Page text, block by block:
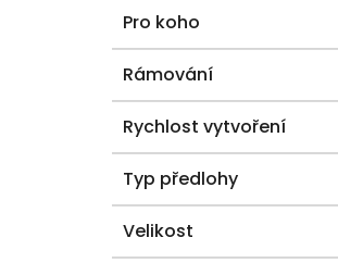
Pro koho
Rámování
Rychlost vytvoření
Typ předlohy
Velikost